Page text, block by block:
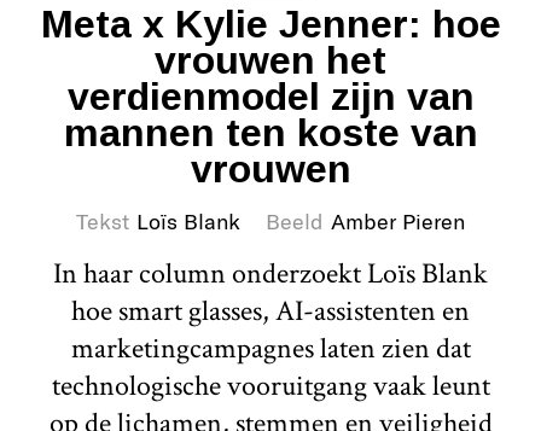
Meta x Kylie Jenner: hoe
vrouwen het
verdienmodel zijn van
mannen ten koste van
vrouwen
Tekst Loïs Blank Beeld Amber Pieren
In haar column onderzoekt Loïs Blank
hoe smart glasses, AI-assistenten en
marketingcampagnes laten zien dat
technologische vooruitgang vaak leunt
op de lichamen, stemmen en veiligheid